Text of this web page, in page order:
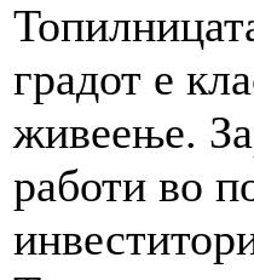
градот е
живеење.
работи во